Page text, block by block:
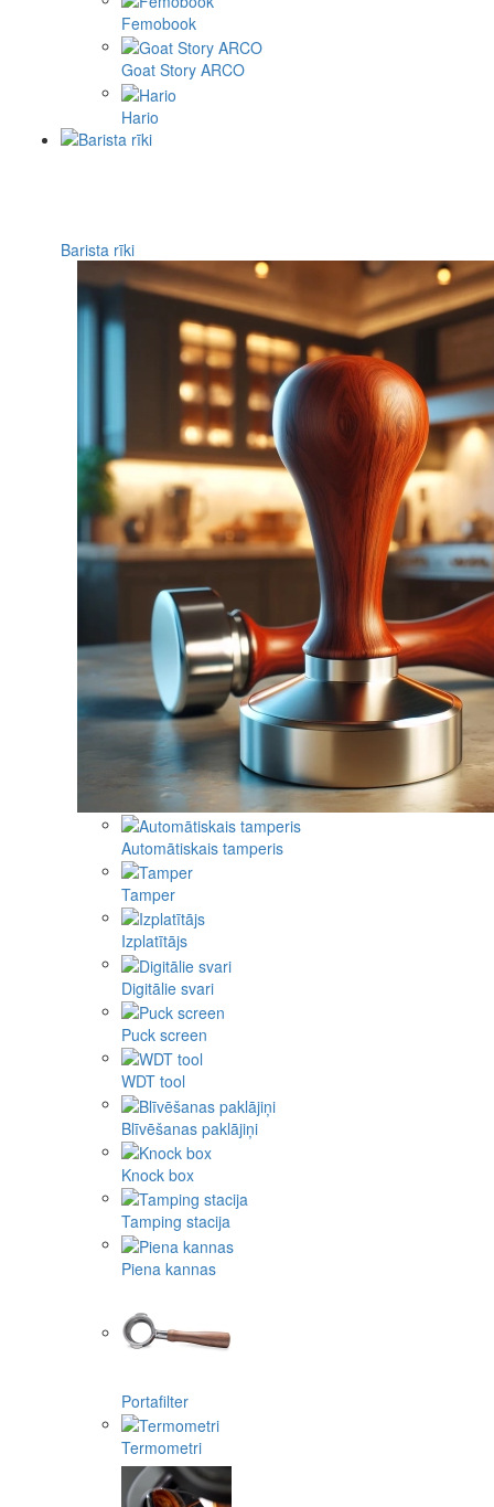
Femobook
Goat Story ARCO
Hario
Barista rīki
Automātiskais tamperis
Tamper
Izplatītājs
Digitālie svari
Puck screen
WDT tool
Blīvēšanas paklājiņi
Knock box
Tamping stacija
Piena kannas
Portafilter
Termometri